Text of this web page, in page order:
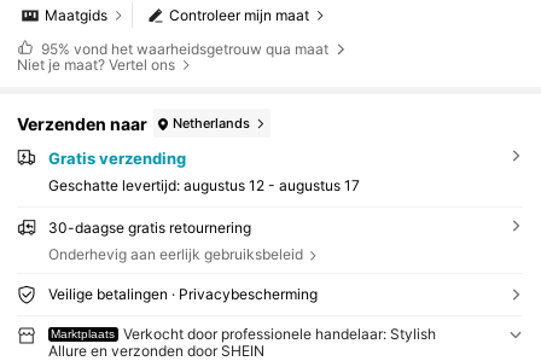
Controleer mijn maat
Maatgids
95% vond het waarheidsgetrouw qua maat
Niet je maat? Vertel ons
Verzenden naar Netherlands
Gratis verzending
Geschatte levertijd: augustus 12 - augustus 17
30-daagse gratis retournering
Onderhevig aan eerlijk gebruiksbeleid
Veilige betalingen · Privacybescherming
Marktplaats
Verkocht door professionele handelaar: Stylish
Allure en verzonden door SHEIN